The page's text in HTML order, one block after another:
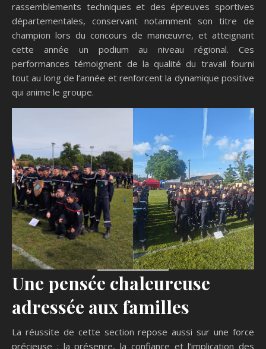
rassemblements techniques et des épreuves sportives
départementales, conservant notamment son titre de
champion lors du concours de manœuvre, et atteignant
cette année un podium au niveau régional. Ces
performances témoignent de la qualité du travail fourni
tout au long de l’année et renforcent la dynamique positive
qui anime le groupe.
Une pensée chaleureuse
adressée aux familles
La réussite de cette section repose aussi sur une force
précieuse : la présence, la confiance et l’implication des